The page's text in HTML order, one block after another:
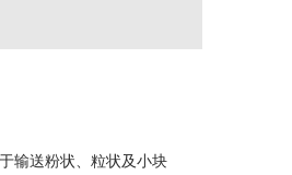
输送粉状、粒状及小块